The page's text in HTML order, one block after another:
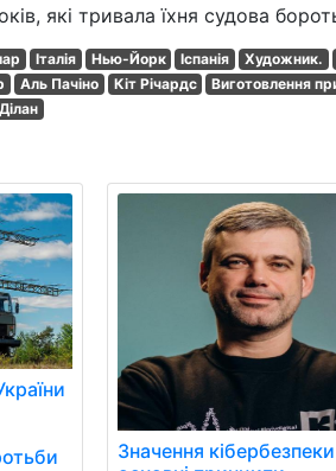
які тривала їхня судова
Італія Нью-Йорк Іспанія Художник.
Аль Пачіно Кіт Річардс Виготовлення
Значення